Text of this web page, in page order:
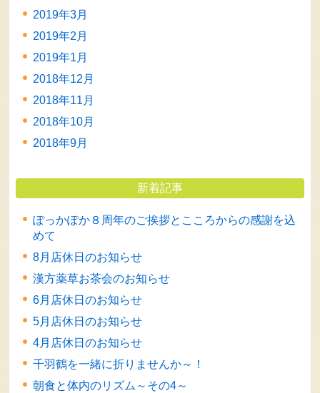
2019年3月
2019年2月
2019年1月
2018年12月
2018年11月
2018年10月
2018年9月
新着記事
ぽっかぽか８周年のご挨拶とこころからの感謝を込
めて
8月店休日のお知らせ
漢方薬草お茶会のお知らせ
6月店休日のお知らせ
5月店休日のお知らせ
4月店休日のお知らせ
千羽鶴を一緒に折りませんか～！
朝食と体内のリズム～その4～